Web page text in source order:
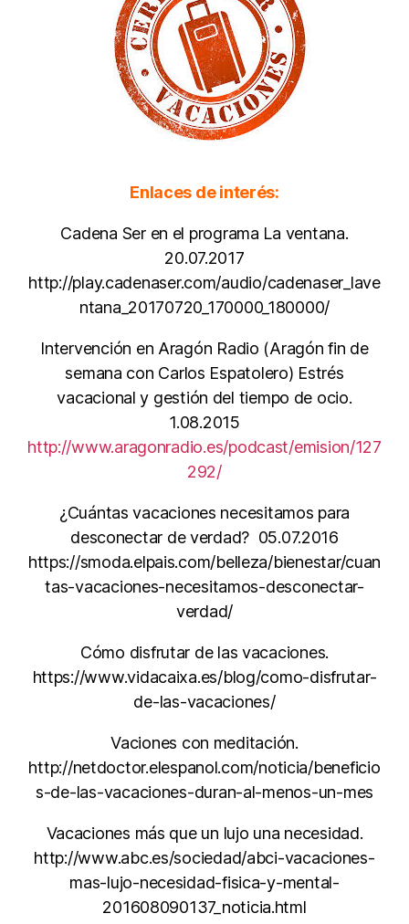
Enlaces de interés:
Cadena Ser en el programa La ventana.
20.07.2017
http://play.cadenaser.com/audio/cadenaser_lave
ntana_20170720_170000_180000/
Intervención en Aragón Radio (Aragón fin de
semana con Carlos Espatolero) Estrés
vacacional y gestión del tiempo de ocio.
1.08.2015
http://www.aragonradio.es/podcast/emision/127
292/
¿Cuántas vacaciones necesitamos para
desconectar de verdad? 05.07.2016
https://smoda.elpais.com/belleza/bienestar/cuan
tas-vacaciones-necesitamos-desconectar-
verdad/
Cómo disfrutar de las vacaciones.
https://www.vidacaixa.es/blog/como-disfrutar-
de-las-vacaciones/
Vaciones con meditación.
http://netdoctor.elespanol.com/noticia/beneficio
s-de-las-vacaciones-duran-al-menos-un-mes
Vacaciones más que un lujo una necesidad.
http://www.abc.es/sociedad/abci-vacaciones-
mas-lujo-necesidad-fisica-y-mental-
201608090137_noticia.html